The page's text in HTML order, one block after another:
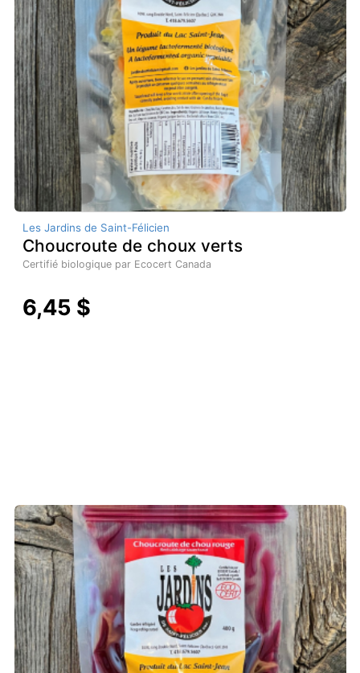
Les Jardins de Saint-Félicien
Choucroute de choux verts
Certifié biologique par Ecocert Canada
6,45 $